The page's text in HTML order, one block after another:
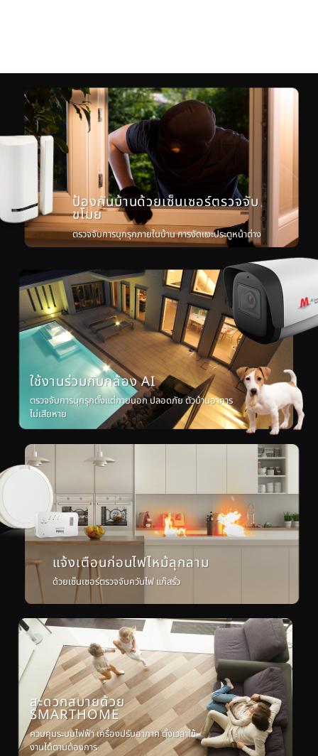
ป้องกันบ้านด้วยเซ็นเซอร์ตรวจจับ
ขโมย
ตรวจจับการบุกรุกภายในบ้าน การงัดแงะประตูหน้าต่าง
ใช้งานร่วมกับกล้อง AI
ตรวจจับการบุกรุกตั้งแต่ภายนอก ปลอดภัย ตัวบ้านอาคาร
ไม่เสียหาย
แจ้งเตือนก่อนไฟไหม้ลุกลาม
ด้วยเซ็นเซอร์ตรวจจับควันไฟ แก๊สรั่ว
สะดวกสบายด้วย
SMARTHOME
ควบคุมระบบไฟฟ้า เครื่องปรับอากาศ ตั้งเวลาใช้
งานได้ตามต้องการ